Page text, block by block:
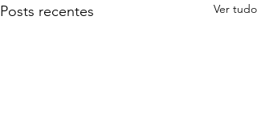
Posts recentes Ver tudo